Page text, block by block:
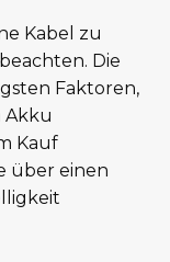
Kabel zu
Die
Faktoren,
Akku
Kauf
über einen